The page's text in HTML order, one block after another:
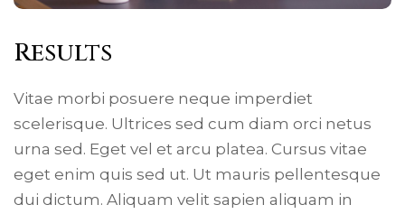
Results
Vitae morbi posuere neque imperdiet
scelerisque. Ultrices sed cum diam orci netus
urna sed. Eget vel et arcu platea. Cursus vitae
eget enim quis sed ut. Ut mauris pellentesque
dui dictum. Aliquam velit sapien aliquam in